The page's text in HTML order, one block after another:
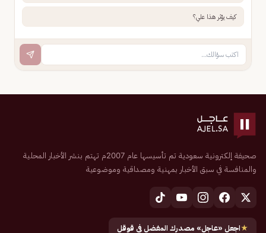
كيف يؤثر هذا علي؟
صحيفة إلكترونية سعودية تم تأسيسها عام 2007م تهتم بنشر الأخبار المحلية
والمنافسة في سبق الأخبار بمهنية ومصداقية وموضوعية
★اجعل «عاجل» مصدرك المفضل في قوقل